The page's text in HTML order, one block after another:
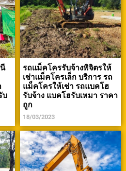
บ
รถแม็คโครรับจ้างพิจิตรให้
เช่าแม็คโครเล็ก บริการ รถ
แม็คโครให้เช่า รถแบคโฮ
รับจ้าง แบคโฮรับเหมา ราคา
ถูก
18/03/2023